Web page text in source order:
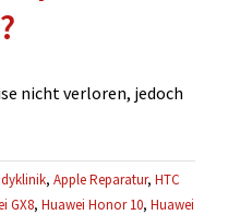
nicht verloren, jedoch
, Apple Reparatur, HTC
GX8, Huawei Honor 10, Huawei